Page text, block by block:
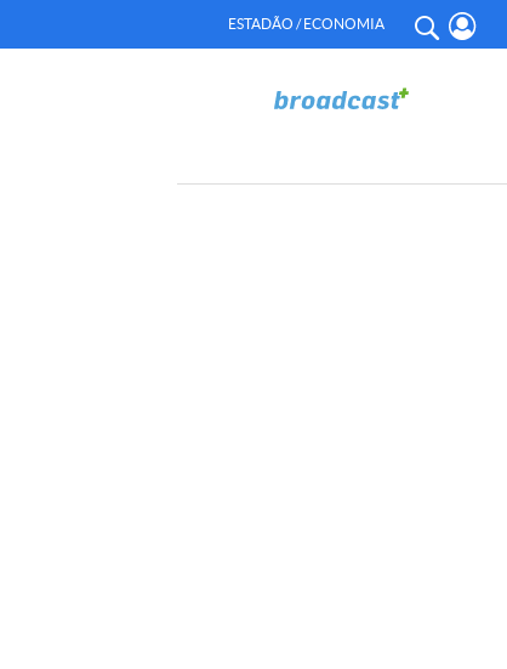
ESTADÃO / ECONOMIA